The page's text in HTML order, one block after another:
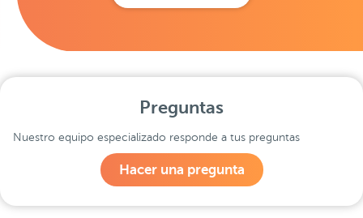
Preguntas
Nuestro equipo especializado responde a tus preguntas
Hacer una pregunta